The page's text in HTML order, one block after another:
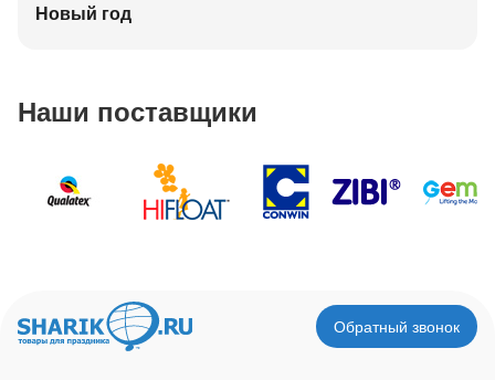
Новый год
Наши поставщики
Обратный звонок